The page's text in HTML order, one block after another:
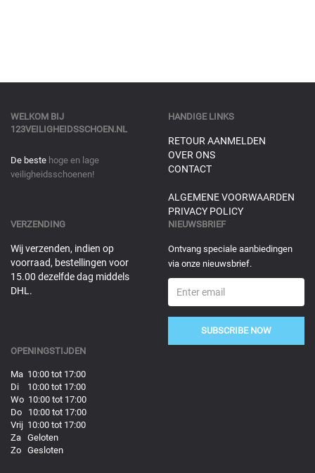
WELKOM BIJ
123VEILIGHEIDSSCHOEN.NL
De beste hoge en lage
veiligheidsschoenen!
HANDIGE LINKS
RETOUR AANMELDEN
OVER ONS
CONTACT
ALGEMENE VOORWAARDEN
PRIVACY POLICY
VERZENDING
Wij verzenden, indien op
voorraad, bestellingen voor
15.00 dezelfde dag middels
DHL.
NIEUWSBRIEF
Ontvang speciale aanbiedingen
via onze nieuwsbrief.
SUBSCRIBE NOW
OPENINGSTIJDEN
Ma 10:00 tot 17:00
Di 10:00 tot 17:00
Wo 10:00 tot 17:00
Do 10:00 tot 17:00
Vrij 10:00 tot 17:00
Za Geloten
Zo Gesloten